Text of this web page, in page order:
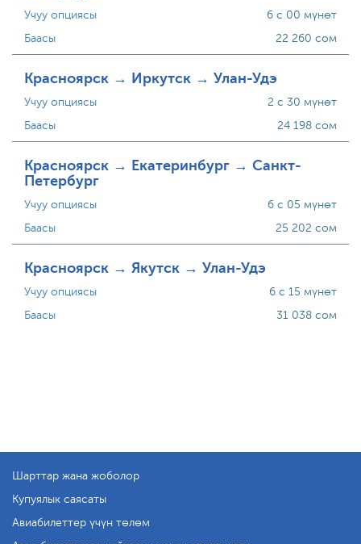
Учуу опциясы
Баасы
6 с 00 мүнөт
22 260 сом
Красноярск → Иркутск → Улан-Удэ
Учуу опциясы
Баасы
2 с 30 мүнөт
24 198 сом
Красноярск → Екатеринбург → Санкт-
Петербург
Учуу опциясы
Баасы
6 с 05 мүнөт
25 202 сом
Красноярск → Якутск → Улан-Удэ
Учуу опциясы
Баасы
6 с 15 мүнөт
31 038 сом
Шарттар жана жоболор
Купуялык саясаты
Авиабилеттер үчүн төлөм